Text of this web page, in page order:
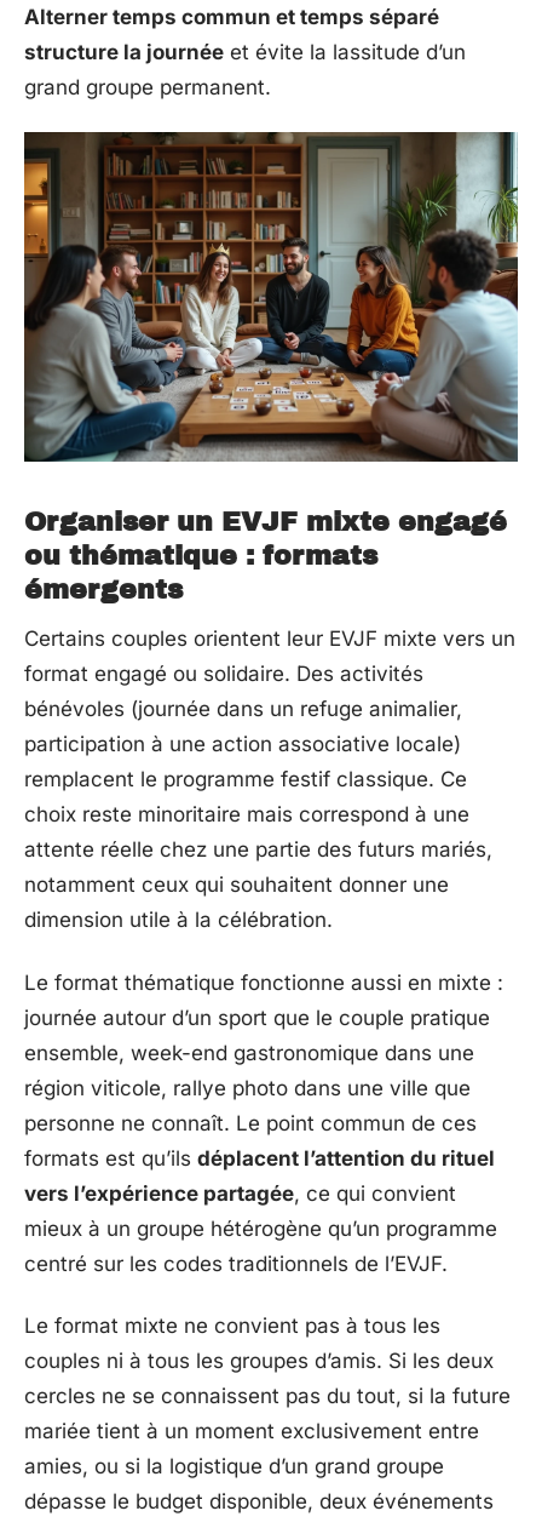
Alterner temps commun et temps séparé
structure la journée et évite la lassitude d’un
grand groupe permanent.
Organiser un EVJF mixte engagé
ou thématique : formats
émergents
Certains couples orientent leur EVJF mixte vers un
format engagé ou solidaire. Des activités
bénévoles (journée dans un refuge animalier,
participation à une action associative locale)
remplacent le programme festif classique. Ce
choix reste minoritaire mais correspond à une
attente réelle chez une partie des futurs mariés,
notamment ceux qui souhaitent donner une
dimension utile à la célébration.
Le format thématique fonctionne aussi en mixte :
journée autour d’un sport que le couple pratique
ensemble, week-end gastronomique dans une
région viticole, rallye photo dans une ville que
personne ne connaît. Le point commun de ces
formats est qu’ils déplacent l’attention du rituel
vers l’expérience partagée, ce qui convient
mieux à un groupe hétérogène qu’un programme
centré sur les codes traditionnels de l’EVJF.
Le format mixte ne convient pas à tous les
couples ni à tous les groupes d’amis. Si les deux
cercles ne se connaissent pas du tout, si la future
mariée tient à un moment exclusivement entre
amies, ou si la logistique d’un grand groupe
dépasse le budget disponible, deux événements